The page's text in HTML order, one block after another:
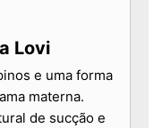
Lovi
e uma forma
materna.
de sucção e